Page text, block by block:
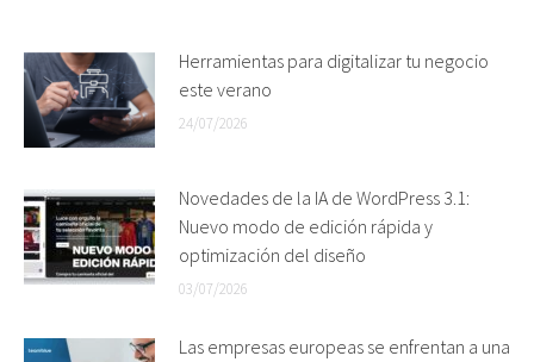
Herramientas para digitalizar tu negocio
este verano
24/07/2026
Novedades de la IA de WordPress 3.1:
Nuevo modo de edición rápida y
optimización del diseño
03/07/2026
Las empresas europeas se enfrentan a una